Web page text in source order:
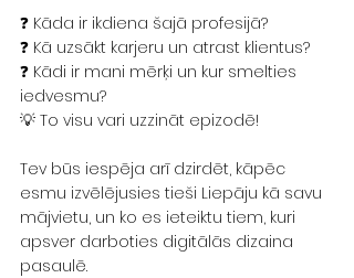
❓ Kāda ir ikdiena šajā profesijā?
❓ Kā uzsākt karjeru un atrast klientus?
❓ Kādi ir mani mērķi un kur smelties
iedvesmu?
💡 To visu vari uzzināt epizodē!
Tev būs iespēja arī dzirdēt, kāpēc
esmu izvēlējusies tieši Liepāju kā savu
mājvietu, un ko es ieteiktu tiem, kuri
apsver darboties digitālās dizaina
pasaulē.